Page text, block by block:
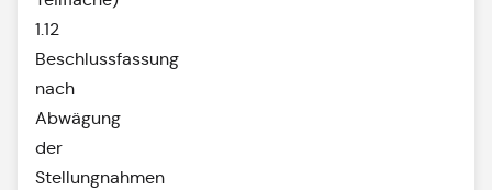
1.12
Beschlussfassung
nach
Abwägung
der
Stellungnahmen